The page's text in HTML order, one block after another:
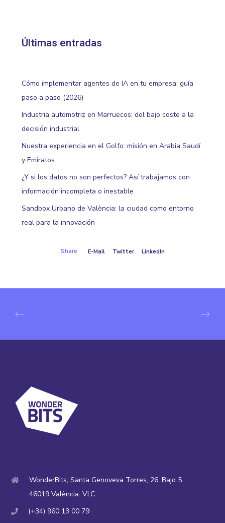
Últimas entradas
Cómo implementar agentes de IA en tu empresa: guía
paso a paso (2026)
Industria automotriz en Marruecos: del bajo coste a la
decisión industrial
Nuestra experiencia en el Golfo: misión en Arabia Saudí
y Emiratos
¿Y si los datos no son perfectos? Así trabajamos con
información incompleta o inestable
Sandbox Urbano de València: la ciudad como entorno
real para la innovación
Share E-Mail Twitter LinkedIn
WonderBits, Santa Genoveva Torres, 26. Bajo 5.
46019 València. VLC
(+34) 960 13 00 79